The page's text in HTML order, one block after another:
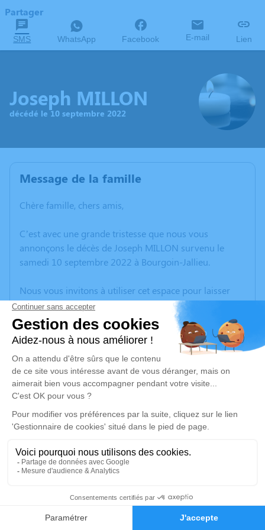
Faire-part Hommages
Partager
SMS WhatsApp Facebook E-mail Lien
Joseph MILLON
décédé le 10 septembre 2022
Message de la famille
Chère famille, chers amis,
C’est avec une grande tristesse que nous vous
annonçons le décès de Joseph MILLON survenu le
samedi 10 septembre 2022 à Bourgoin-Jallieu.
Nous vous invitons à utiliser cet espace pour laisser
vos condoléances, partager des photos souvenirs, une
anecdote ou exprimer vos pensées à travers des
poèmes ou des textes. Cet endroit est un lieu
d'expression dédié à honorer la mémoire de Joseph
MILLON.
Un service de plantation d’arbre hommage est
disponible ici.
Je rends hommage
Cérémonie
Paroisse Saint François d'Assise Abbatiale Place
Antoine Bonnaz